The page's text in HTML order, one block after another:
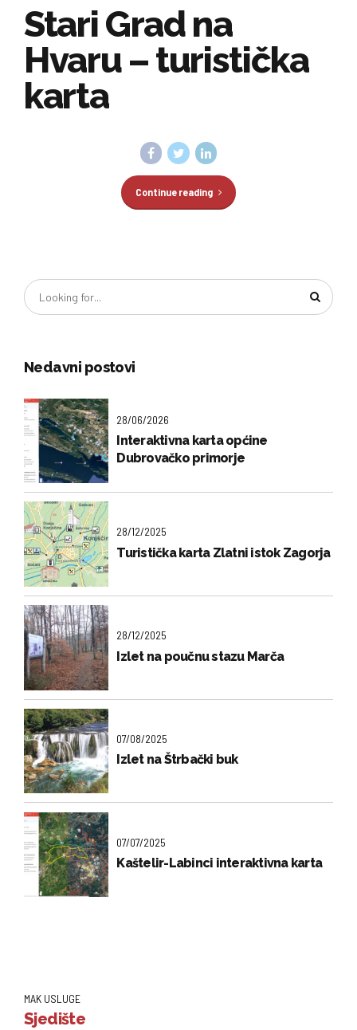
Stari Grad na
Hvaru – turistička
karta
Continue reading
Nedavni postovi
28/06/2026
Interaktivna karta općine
Dubrovačko primorje
28/12/2025
Turistička karta Zlatni istok Zagorja
28/12/2025
Izlet na poučnu stazu Marča
07/08/2025
Izlet na Štrbački buk
07/07/2025
Kaštelir-Labinci interaktivna karta
MAK USLUGE
Sjedište